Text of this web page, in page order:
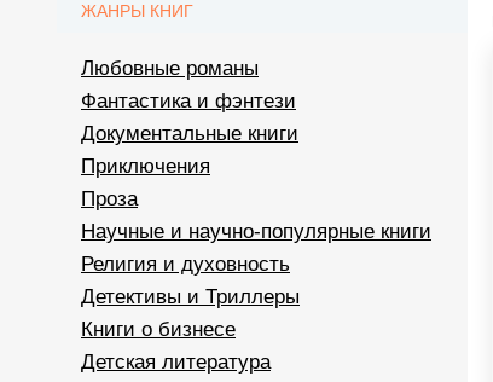
ЖАНРЫ КНИГ
Любовные романы
Фантастика и фэнтези
Документальные книги
Приключения
Проза
Научные и научно-популярные книги
Религия и духовность
Детективы и Триллеры
Книги о бизнесе
Детская литература